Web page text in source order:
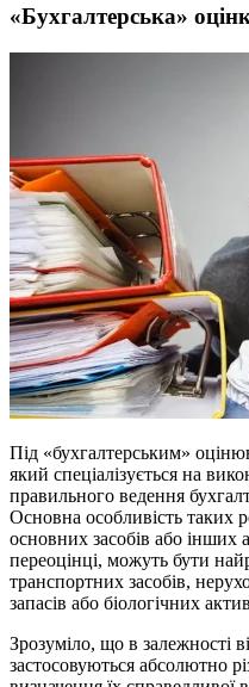
«Бухгалтерська»
Під «бухгалтерським»
який спеціалізується на
правильного ведення
Основна особливість таких
основних засобів або інших
переоцінці, можуть бути
транспортних засобів,
запасів або біологічних
Зрозуміло, що в залежності
застосовуються абсолютно